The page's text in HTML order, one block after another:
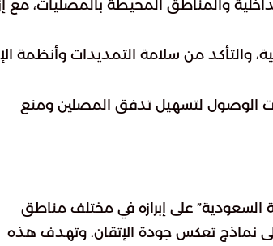
والمناطق المحيطة بالمصليات، مع
والتأكد من سلامة التمديدات وأنظمة
الوصول لتسهيل تدفق المصلين ومنع
على إبرازه في مختلف مناطق
إلى نماذج تعكس جودة الإتقان. وتهدف هذه